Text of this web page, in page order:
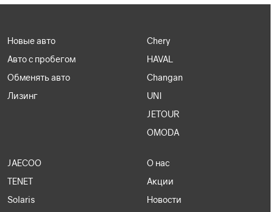
Новые авто
Авто с пробегом
Обменять авто
Лизинг
Chery
HAVAL
Changan
UNI
JETOUR
OMODA
JAECOO
TENET
Solaris
О нас
Акции
Новости